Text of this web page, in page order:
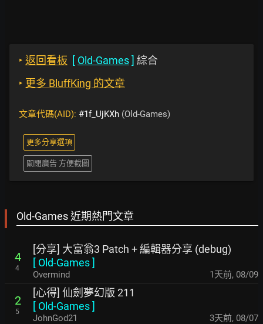
‣ 返回看板 [ Old-Games] 綜合
‣ 更多 BluffKing 的文章
文章代碼(AID): #1f_UjKXh (Old-Games)
更多分享選項
關閉廣告 方便截圖
Old-Games 近期熱門文章
4
4
[分享] 大富翁3 Patch + 編輯器分享 (debug)
[ Old-Games]
Overmind 1天前, 08/09
2
5
[心得] 仙劍夢幻版 211
[ Old-Games]
JohnGod21 3天前, 08/07